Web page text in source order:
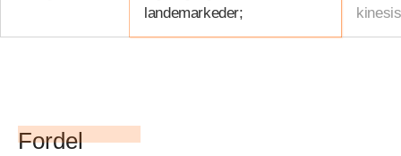
landemarkeder;
Fordel